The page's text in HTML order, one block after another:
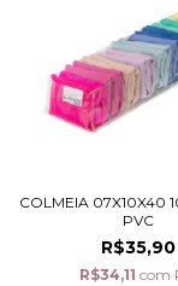
COLMEIA 07X10X40
PVC
R$35,90
R$34,11 com